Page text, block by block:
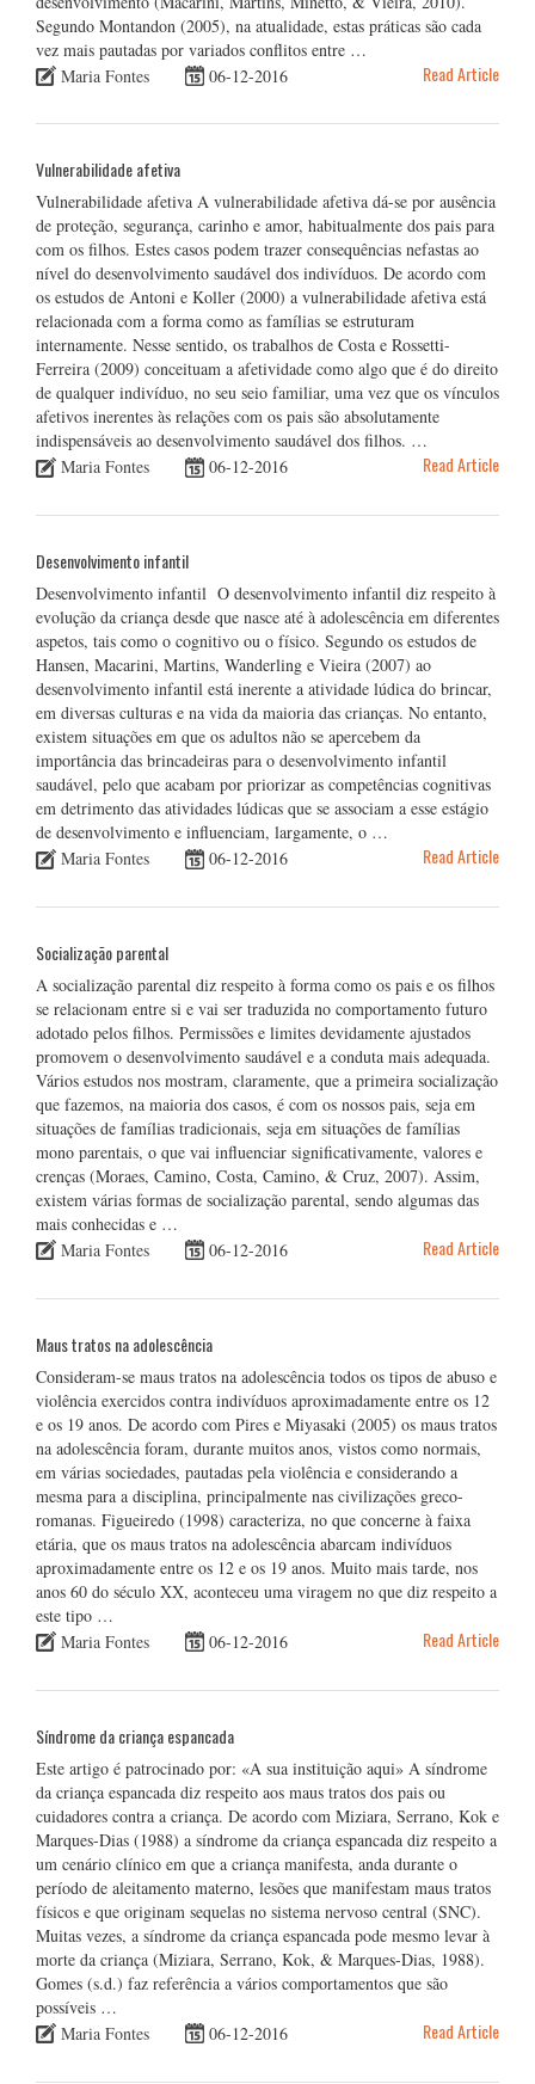
Segundo Montandon (2005), na atualidade, estas práticas são cada
vez mais pautadas por variados conflitos entre …
Maria Fontes
06-12-2016 Read Article
Vulnerabilidade afetiva
Vulnerabilidade afetiva A vulnerabilidade afetiva dá-se por ausência
de proteção, segurança, carinho e amor, habitualmente dos pais para
com os filhos. Estes casos podem trazer consequências nefastas ao
nível do desenvolvimento saudável dos indivíduos. De acordo com
os estudos de Antoni e Koller (2000) a vulnerabilidade afetiva está
relacionada com a forma como as famílias se estruturam
internamente. Nesse sentido, os trabalhos de Costa e Rossetti-
Ferreira (2009) conceituam a afetividade como algo que é do direito
de qualquer indivíduo, no seu seio familiar, uma vez que os vínculos
afetivos inerentes às relações com os pais são absolutamente
indispensáveis ao desenvolvimento saudável dos filhos. …
Maria Fontes
06-12-2016 Read Article
Desenvolvimento infantil
Desenvolvimento infantil O desenvolvimento infantil diz respeito à
evolução da criança desde que nasce até à adolescência em diferentes
aspetos, tais como o cognitivo ou o físico. Segundo os estudos de
Hansen, Macarini, Martins, Wanderling e Vieira (2007) ao
desenvolvimento infantil está inerente a atividade lúdica do brincar,
em diversas culturas e na vida da maioria das crianças. No entanto,
existem situações em que os adultos não se apercebem da
importância das brincadeiras para o desenvolvimento infantil
saudável, pelo que acabam por priorizar as competências cognitivas
em detrimento das atividades lúdicas que se associam a esse estágio
de desenvolvimento e influenciam, largamente, o …
Maria Fontes
06-12-2016 Read Article
Socialização parental
A socialização parental diz respeito à forma como os pais e os filhos
se relacionam entre si e vai ser traduzida no comportamento futuro
adotado pelos filhos. Permissões e limites devidamente ajustados
promovem o desenvolvimento saudável e a conduta mais adequada.
Vários estudos nos mostram, claramente, que a primeira socialização
que fazemos, na maioria dos casos, é com os nossos pais, seja em
situações de famílias tradicionais, seja em situações de famílias
mono parentais, o que vai influenciar significativamente, valores e
crenças (Moraes, Camino, Costa, Camino, & Cruz, 2007). Assim,
existem várias formas de socialização parental, sendo algumas das
mais conhecidas e …
Maria Fontes
06-12-2016 Read Article
Maus tratos na adolescência
Consideram-se maus tratos na adolescência todos os tipos de abuso e
violência exercidos contra indivíduos aproximadamente entre os 12
e os 19 anos. De acordo com Pires e Miyasaki (2005) os maus tratos
na adolescência foram, durante muitos anos, vistos como normais,
em várias sociedades, pautadas pela violência e considerando a
mesma para a disciplina, principalmente nas civilizações greco-
romanas. Figueiredo (1998) caracteriza, no que concerne à faixa
etária, que os maus tratos na adolescência abarcam indivíduos
aproximadamente entre os 12 e os 19 anos. Muito mais tarde, nos
anos 60 do século XX, aconteceu uma viragem no que diz respeito a
este tipo …
Maria Fontes
06-12-2016 Read Article
Síndrome da criança espancada
Este artigo é patrocinado por: «A sua instituição aqui» A síndrome
da criança espancada diz respeito aos maus tratos dos pais ou
cuidadores contra a criança. De acordo com Miziara, Serrano, Kok e
Marques-Dias (1988) a síndrome da criança espancada diz respeito a
um cenário clínico em que a criança manifesta, anda durante o
período de aleitamento materno, lesões que manifestam maus tratos
físicos e que originam sequelas no sistema nervoso central (SNC).
Muitas vezes, a síndrome da criança espancada pode mesmo levar à
morte da criança (Miziara, Serrano, Kok, & Marques-Dias, 1988).
Gomes (s.d.) faz referência a vários comportamentos que são
possíveis …
Maria Fontes
06-12-2016 Read Article